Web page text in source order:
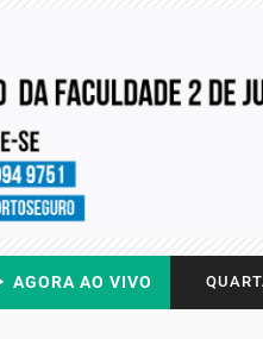
AGORA AO VIVO